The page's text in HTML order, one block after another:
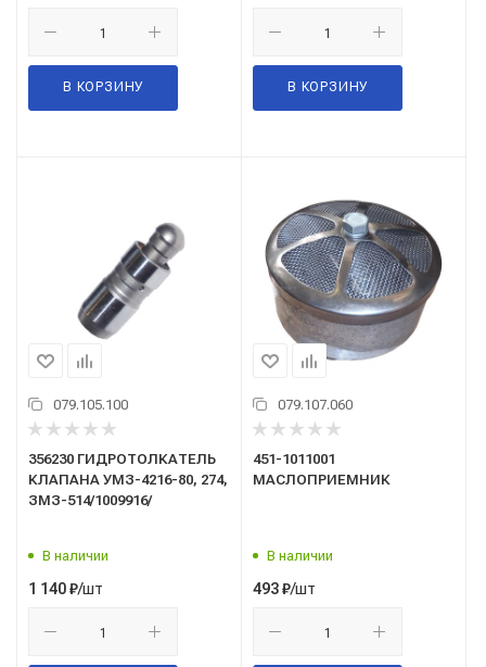
В КОРЗИНУ В КОРЗИНУ
079.105.100
356230 ГИДРОТОЛКАТЕЛЬ
КЛАПАНА УМЗ-4216-80, 274,
ЗМЗ-514/1009916/
В наличии
1 140₽/шт
079.107.060
451-1011001
МАСЛОПРИЕМНИК
В наличии
493₽/шт